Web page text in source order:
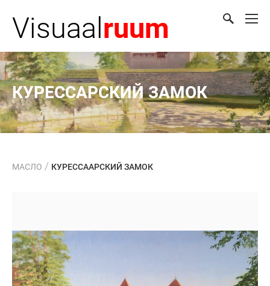
Visuaal ruum
КУРЕССАРСКИЙ ЗАМОК
МАСЛО / КУРЕССААРСКИЙ ЗАМОК